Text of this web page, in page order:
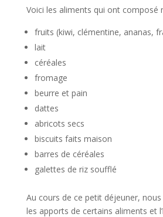
Voici les aliments qui ont composé
fruits (kiwi, clémentine, ananas,
lait
céréales
fromage
beurre et pain
dattes
abricots secs
biscuits faits maison
barres de céréales
galettes de riz soufflé
Au cours de ce petit déjeuner,
les apports de certains aliments et